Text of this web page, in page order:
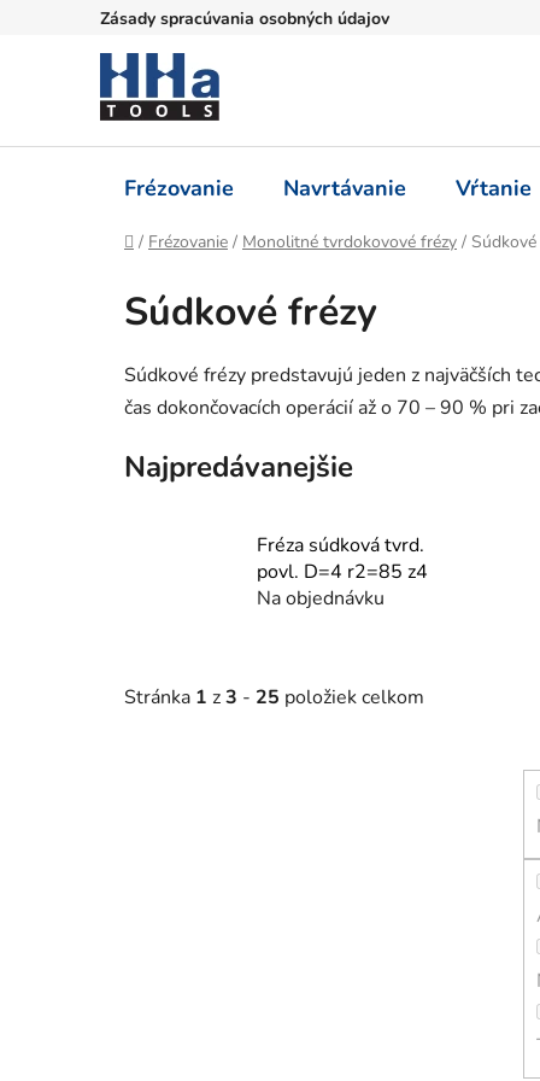
Zásady spracúvania osobných údajov
Frézovanie Navrtávanie Vŕtanie
Domov
/ Frézovanie / Monolitné tvrdokovové frézy /
Súdkové frézy
Súdkové frézy predstavujú jeden z najväčších
čas dokončovacích operácií až o 70 – 90 % pri
Najpredávanejšie
Fréza súdková tvrd.
povl. D=4 r2=85 z4
Na objednávku
Stránka 1 z3 - 25 položiek celkom